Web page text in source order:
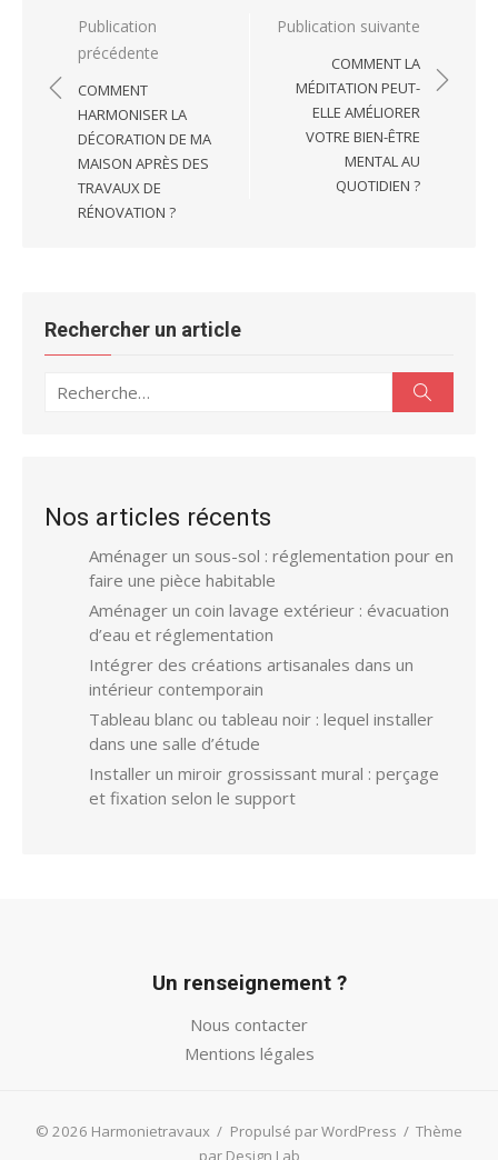
Navigation
l’article
Publication
précédente
COMMENT
HARMONISER LA
DÉCORATION DE MA
MAISON APRÈS DES
TRAVAUX DE
RÉNOVATION ?
Publication suivante
COMMENT LA
MÉDITATION PEUT-
ELLE AMÉLIORER
VOTRE BIEN-ÊTRE
MENTAL AU
QUOTIDIEN ?
Rechercher un article
Recherche
Nos articles récents
Aménager un sous-sol : réglementation pour en
faire une pièce habitable
Aménager un coin lavage extérieur : évacuation
d’eau et réglementation
Intégrer des créations artisanales dans un
intérieur contemporain
Tableau blanc ou tableau noir : lequel installer
dans une salle d’étude
Installer un miroir grossissant mural : perçage
et fixation selon le support
Un renseignement ?
Nous contacter
Mentions légales
© 2026 Harmonietravaux / Propulsé par WordPress / Thème
par Design Lab